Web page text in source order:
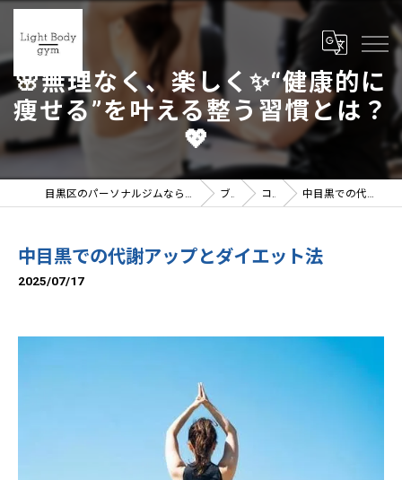
🌸無理なく、楽しく✨“健康的に
痩せる”を叶える整う習慣とは？
💖
目黒区のパーソナルジムならLight Body gymへ | 女性トレーナー在籍 ブログ コラム 中目黒での代謝アップとダイエット法
中目黒での代謝アップとダイエット法
2025/07/17